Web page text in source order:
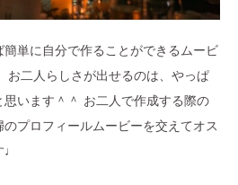
単に自分で作ることができるムービ
お二人らしさが出せるのは、やっぱ
います＾＾ お二人で作成する際の
プロフィールムービーを交えてオス